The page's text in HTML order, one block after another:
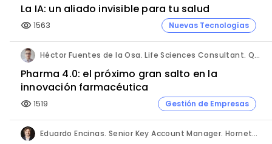
La IA: un aliado invisible para tu salud
visibility 1563 Nuevas Tecnologías
Héctor Fuentes de la Osa. Life Sciences Consultant. QbD Group.
Pharma 4.0: el próximo gran salto en la
innovación farmacéutica
visibility 1519 Gestión de Empresas
Eduardo Encinas. Senior Key Account Manager. Hornetsecurity en Iberia.